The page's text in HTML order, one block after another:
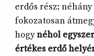
erdős rész:
fokozatosan
hogynéhol
értékes erdő